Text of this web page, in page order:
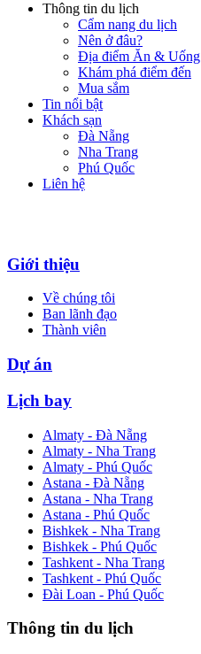
Thông tin du lịch
Cẩm nang du lịch
Nên ở đâu?
Địa điểm Ăn & Uống
Khám phá điểm đến
Mua sắm
Tin nổi bật
Khách sạn
Đà Nẵng
Nha Trang
Phú Quốc
Liên hệ
Giới thiệu
Về chúng tôi
Ban lãnh đạo
Thành viên
Dự án
Lịch bay
Almaty - Đà Nẵng
Almaty - Nha Trang
Almaty - Phú Quốc
Astana - Đà Nẵng
Astana - Nha Trang
Astana - Phú Quốc
Bishkek - Nha Trang
Bishkek - Phú Quốc
Tashkent - Nha Trang
Tashkent - Phú Quốc
Đài Loan - Phú Quốc
Thông tin du lịch